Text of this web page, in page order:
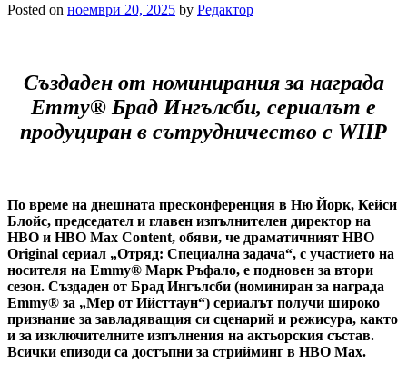
Posted on ноември 20, 2025 by Редактор
Създаден от номинирания за награда
Emmy® Брад Ингълсби, сериалът е
продуциран в сътрудничество с WIIP
По време на днешната пресконференция в Ню Йорк, Кейси
Блойс, председател и главен изпълнителен директор на
HBO и HBO Max Content, обяви, че драматичният HBO
Original сериал „Отряд: Специална задача“, с участието на
носителя на Emmy® Марк Ръфало, е подновен за втори
сезон. Създаден от Брад Ингълсби (номиниран за награда
Emmy® за „Мер от Ийсттаун“) сериалът получи широко
признание за завладяващия си сценарий и режисура, както
и за изключителните изпълнения на актьорския състав.
Всички епизоди са достъпни за стрийминг в HBO Max.